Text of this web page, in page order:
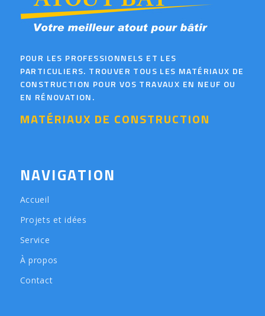
POUR LES PROFESSIONNELS ET LES
PARTICULIERS. TROUVER TOUS LES MATÉRIAUX DE
CONSTRUCTION POUR VOS TRAVAUX EN NEUF OU
EN RÉNOVATION.
MATÉRIAUX DE CONSTRUCTION
NAVIGATION
Accueil
Projets et idées
Service
À propos
Contact